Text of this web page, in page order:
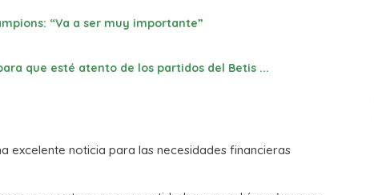
“Va a ser muy importante”
que esté atento de los partidos del Betis ...
excelente noticia para las necesidades financieras